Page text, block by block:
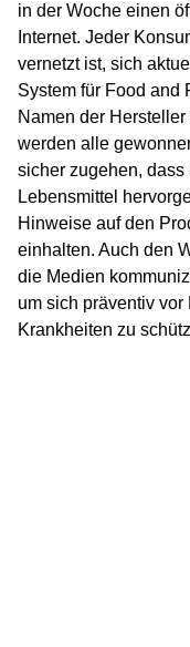
in der Woche einen
Internet. Jeder
vernetzt ist, sich
System für Food and
Namen der
werden alle
sicher zugehen,
Lebensmittel
Hinweise auf den
einhalten. Auch den
die Medien
um sich präventiv
Krankheiten zu